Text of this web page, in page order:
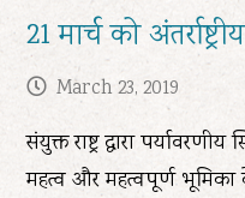
21 मार्च को
March 23, 2019
संयुक्त राष्ट्र द्वारा
महत्व और महत्वपूर्ण